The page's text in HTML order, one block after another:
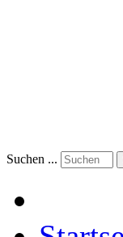
Suchen ...